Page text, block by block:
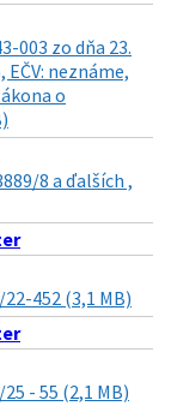
003 zo dňa 23.
neznáme,
o
8 a ďalších ,
452 (3,1 MB)
- 55 (2,1 MB)